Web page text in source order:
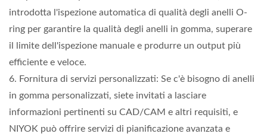
introdotta l'ispezione automatica di qualità degli anelli O-
ring per garantire la qualità degli anelli in gomma, superare
il limite dell'ispezione manuale e produrre un output più
efficiente e veloce.
6. Fornitura di servizi personalizzati: Se c'è bisogno di anelli
in gomma personalizzati, siete invitati a lasciare
informazioni pertinenti su CAD/CAM e altri requisiti, e
NIYOK può offrire servizi di pianificazione avanzata e